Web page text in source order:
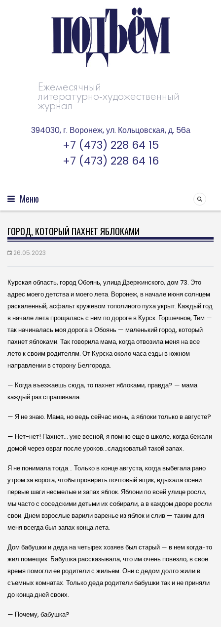
Ежемесячный
литературно-художественный
журнал
394030, г. Воронеж, ул. Кольцовская, д. 56а
+7 (473) 228 64 15
+7 (473) 228 64 16
Меню
ГОРОД, КОТОРЫЙ ПАХНЕТ ЯБЛОКАМИ
26.05.2023
Курская область, город Обоянь, улица Дзержинского, дом 73. Это
адрес моего детства и моего лета. Воронеж, в начале июня солнцем
раскаленный, асфальт кружевом тополиного пуха укрыт. Каждый год
в начале лета прощалась с ним по дороге в Курск. Горшечное, Тим —
так начиналась моя дорога в Обоянь — маленький город, который
пахнет яблоками. Так говорила мама, когда отвозила меня на все
лето к своим родителям. От Курска около часа езды в южном
направлении в сторону Белгорода.
— Когда въезжаешь сюда, то пахнет яблоками, правда? — мама
каждый раз спрашивала.
— Я не знаю. Мама, но ведь сейчас июнь, а яблоки только в августе?
— Нет-нет! Пахнет… уже весной, я помню еще в школе, когда бежали
домой через овраг после уроков…сладковатый такой запах.
Я не понимала тогда… Только в конце августа, когда выбегала рано
утром за ворота, чтобы проверить почтовый ящик, вдыхала осени
первые шаги несмелые и запах яблок. Яблони по всей улице росли,
мы часто с соседскими детьми их собирали, а в каждом дворе росли
свои. Днем взрослые варили варенье из яблок и слив — таким для
меня всегда был запах конца лета.
Дом бабушки и деда на четырех хозяев был старый — в нем когда-то
жил помещик. Бабушка рассказывала, что им очень повезло, в свое
время помогли ее родители с жильем. Они с дедом долго жили в
съемных комнатах. Только деда родители бабушки так и не приняли
до конца дней своих.
— Почему, бабушка?